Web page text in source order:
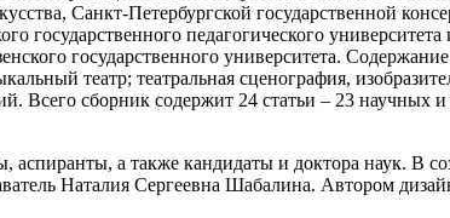
Санкт-Петербургской государственной
государственного педагогического
государственного университета.
театр; театральная сценография,
Всего сборник содержит 24 статьи – 23
аспиранты, а также кандидаты и доктора наук. В
Наталия Сергеевна Шабалина. Автором